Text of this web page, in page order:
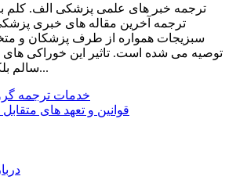
ترجمه خبر های علمی پزشکی الف. کلم
ترجمه آخرین مقاله های خبری
سبزیجات همواره از طرف پزشکان و
توصیه می شده است. تاثیر این خوراکی های
سالم بلکه برای بیماران نیز بر...
خدمات ترجمه
قوانین و تعهد های